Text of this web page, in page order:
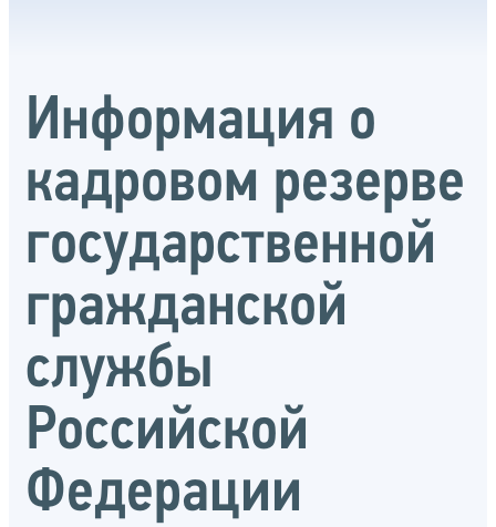
Информация о
кадровом резерве
государственной
гражданской
службы
Российской
Федерации